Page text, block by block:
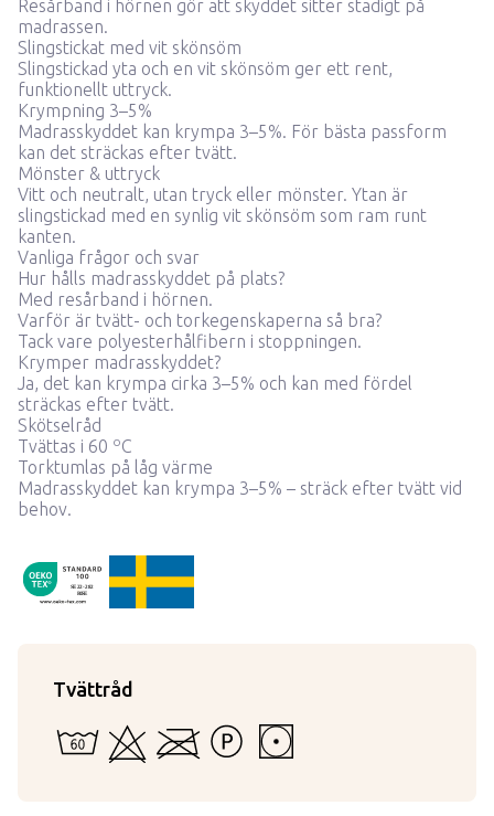
Resårband i hörnen gör att skyddet sitter stadigt på
madrassen.
Slingstickat med vit skönsöm
Slingstickad yta och en vit skönsöm ger ett rent,
funktionellt uttryck.
Krympning 3–5%
Madrasskyddet kan krympa 3–5%. För bästa passform
kan det sträckas efter tvätt.
Mönster & uttryck
Vitt och neutralt, utan tryck eller mönster. Ytan är
slingstickad med en synlig vit skönsöm som ram runt
kanten.
Vanliga frågor och svar
Hur hålls madrasskyddet på plats?
Med resårband i hörnen.
Varför är tvätt- och torkegenskaperna så bra?
Tack vare polyesterhålfibern i stoppningen.
Krymper madrasskyddet?
Ja, det kan krympa cirka 3–5% och kan med fördel
sträckas efter tvätt.
Skötselråd
Tvättas i 60 oC
Torktumlas på låg värme
Madrasskyddet kan krympa 3–5% – sträck efter tvätt vid
behov.
OekoTex22282
SE 22-282
RISE
Tvättråd
60 - Kan vattentvättas i maskin eller för hand
Kan ej blekasKan inte strykas
Tål inte starkare tvättvätskor än
Torktumling i låg temperatur